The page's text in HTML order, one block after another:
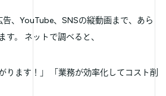
告、YouTube、SNSの縦動画まで、あら
。 ネットで調べると、
ります！」 「業務が効率化してコスト削